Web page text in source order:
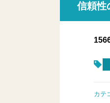
信頼性
カテ